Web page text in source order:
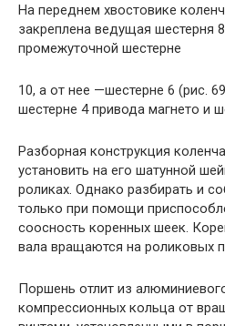
На переднем хвостовике
закреплена ведущая
промежуточной шестерне
10, а от нее —шестерне 6 (рис.
шестерне 4 привода магнето и
Разборная конструкция
установить на его шатунной
роликах. Однако разбирать и
только при помощи
соосность коренных шеек.
вала вращаются на роликовых
Поршень отлит из
компрессионных кольца от